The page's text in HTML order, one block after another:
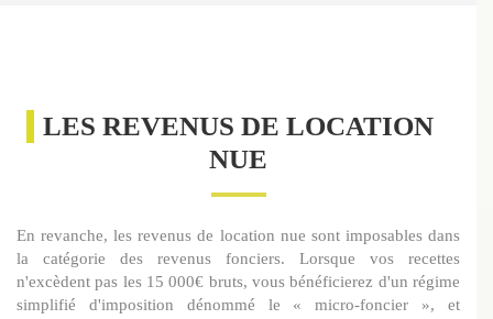
LES REVENUS DE LOCATION
NUE
En revanche, les revenus de location nue sont imposables dans
la catégorie des revenus fonciers. Lorsque vos recettes
n'excèdent pas les 15 000€ bruts, vous bénéficierez d'un régime
simplifié d'imposition dénommé le « micro-foncier », et